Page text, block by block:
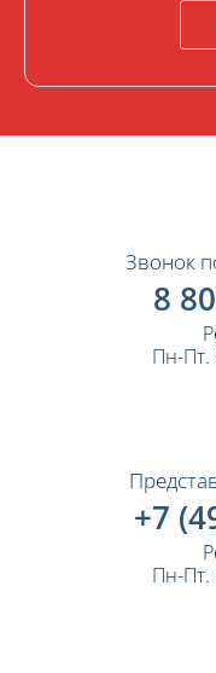
Звонок
8
Пн-Пт.
+7
Пн-Пт.